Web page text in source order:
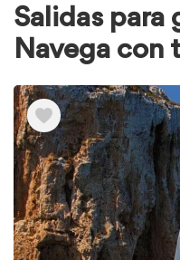
Salidas para
Navega con
Ver
elementos
de
Salidas
para
grupos
grandes:
Navega